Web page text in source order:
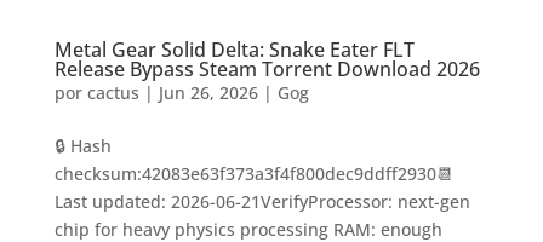
Metal Gear Solid Delta: Snake Eater FLT
Release Bypass Steam Torrent Download 2026
por cactus | Jun 26, 2026| Gog
🔒 Hash
checksum:42083e63f373a3f4f800dec9ddff2930📆
Last updated: 2026-06-21VerifyProcessor: next-gen
chip for heavy physics processing RAM: enough